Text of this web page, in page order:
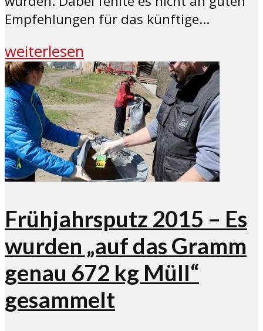
Empfehlungen für das künftige...
weiterlesen
Frühjahrsputz 2015 – Es
wurden „auf das Gramm
genau 672 kg Müll“
gesammelt